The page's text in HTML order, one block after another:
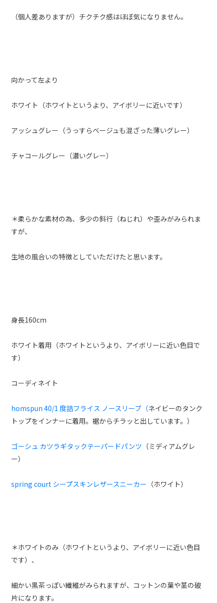
（個人差ありますが）チクチク感はほぼ気になりません。
向かって左より
ホワイト（ホワイトというより、アイボリーに近いです）
アッシュグレー（うっすらベージュも混ざった薄いグレー）
チャコールグレー（濃いグレー）
＊柔らかな素材の為、多少の斜行（ねじれ）や歪みがみられま
すが、
生地の風合いの特徴としていただけたと思います。
身長160cm
ホワイト着用（ホワイトというより、アイボリーに近い色目で
す）
コーディネイト
homspun 40/1 度詰フライス ノースリーブ（ネイビーのタンク
トップをインナーに着用。裾からチラッと出しています。）
ゴーシュ カツラギタックテーパードパンツ （ミディアムグレ
ー）
spring court シープスキンレザースニーカー （ホワイト）
＊ホワイトのみ（ホワイトというより、アイボリーに近い色目
です）、
細かい黒茶っぽい繊維がみられますが、コットンの葉や茎の破
片になります。